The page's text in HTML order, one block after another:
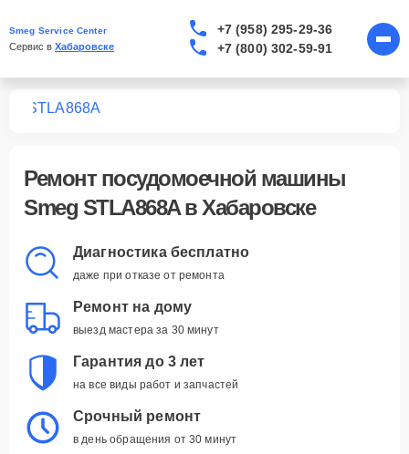
Smeg Service Center
Сервис в Хабаровске
+7 (958) 295-29-36
+7 (800) 302-59-91
STLA868A
Ремонт посудомоечной машины
Smeg STLA868Aв Хабаровске
Диагностика бесплатно
даже при отказе от ремонта
Ремонт на дому
выезд мастера за 30 минут
Гарантия до 3 лет
на все виды работ и запчастей
Срочный ремонт
в день обращения от 30 минут